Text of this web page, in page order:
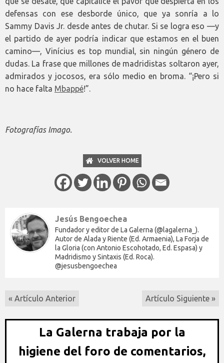
defensas con ese desborde único, que ya sonría a lo
Sammy Davis Jr. desde antes de chutar. Si se logra eso —y
el partido de ayer podría indicar que estamos en el buen
camino—, Vinícius es top mundial, sin ningún género de
dudas. La frase que millones de madridistas soltaron ayer,
admirados y jocosos, era sólo medio en broma. “¡Pero si
no hace falta Mbappé!”.
Fotografías Imago.
VOLVER HOME
Jesús Bengoechea
Fundador y editor de La Galerna (@lagalerna_).
Autor de Alada y Riente (Ed. Armaenia), La Forja de
la Gloria (con Antonio Escohotado, Ed. Espasa) y
Madridismo y Sintaxis (Ed. Roca).
@jesusbengoechea
« Artículo Anterior Artículo Siguiente »
La Galerna trabaja por la
higiene del foro de comentarios,